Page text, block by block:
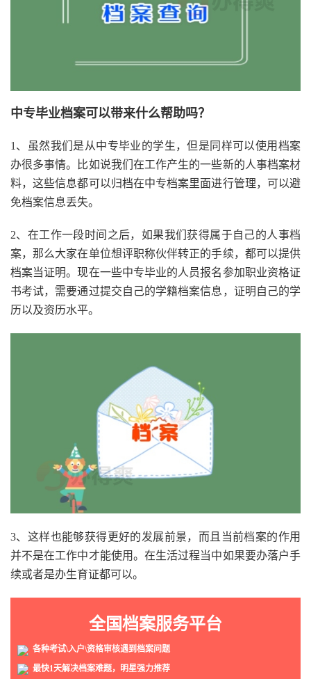
中专毕业档案可以带来什么帮助吗？
1、虽然我们是从中专毕业的学生，但是同样可以使用档案
办很多事情。比如说我们在工作产生的一些新的人事档案材
料，这些信息都可以归档在中专档案里面进行管理，可以避
免档案信息丢失。
2、在工作一段时间之后，如果我们获得属于自己的人事档
案，那么大家在单位想评职称伙伴转正的手续，都可以提供
档案当证明。现在一些中专毕业的人员报名参加职业资格证
书考试，需要通过提交自己的学籍档案信息，证明自己的学
历以及资历水平。
3、这样也能够获得更好的发展前景，而且当前档案的作用
并不是在工作中才能使用。在生活过程当中如果要办落户手
续或者是办生育证都可以。
全国档案服务平台
各种考试\入户\资格审核遇到档案问题
最快1天解决档案难题，明星强力推荐